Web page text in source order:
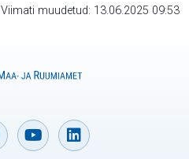
Viimati muudetud: 13.06.2025 09:53